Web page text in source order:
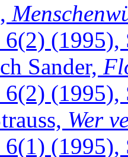
6(2) (1995),
Sander,
6(2) (1995),
Wer
6(1) (1995),